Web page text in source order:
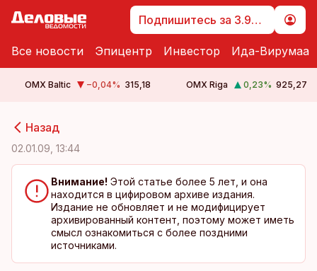
Подпишитесь за 3.99 €
Все новости Эпицентр Инвестор Ида-Вирумаа
OMX Baltic −0,04% 315,18 OMX Riga 0,23% 925,27
Назад
02.01.09, 13:44
Внимание! Этой статье более 5 лет, и она
находится в цифировом архиве издания.
Издание не обновляет и не модифицирует
архивированный контент, поэтому может иметь
смысл ознакомиться с более поздними
источниками.